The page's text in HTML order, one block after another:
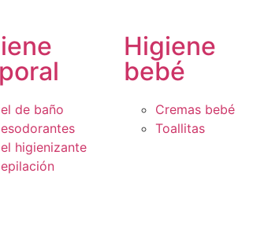
de baño
higienizante
Higiene
bebé
Cremas bebé
Toallitas